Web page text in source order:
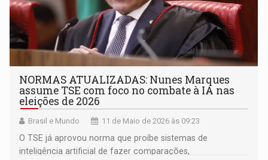
NORMAS ATUALIZADAS: Nunes Marques
assume TSE com foco no combate à IA nas
eleições de 2026
Brasil e Mundo 11 de Maio de 2026 às 09:23
O TSE já aprovou norma que proíbe sistemas de
inteligência artificial de fazer comparações,